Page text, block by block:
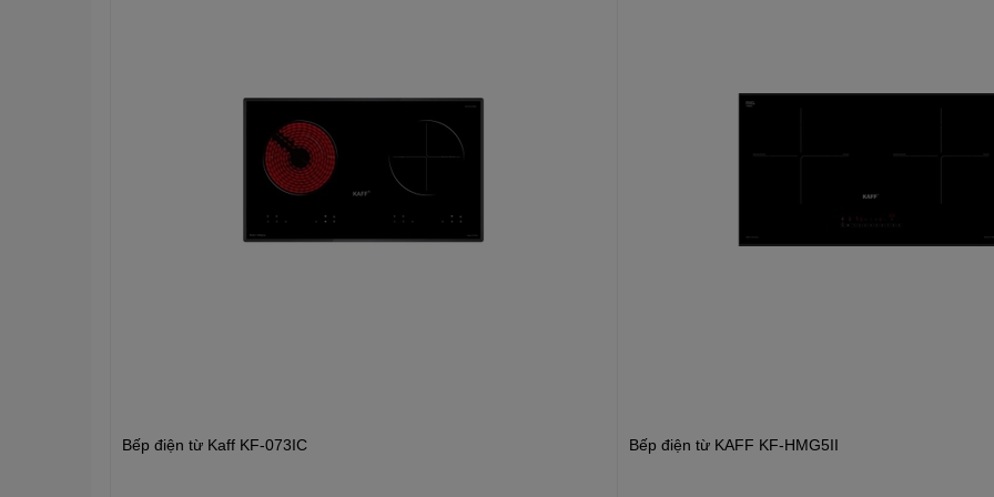
Bếp điện từ Kaff KF-073IC Bếp điện từ KAFF KF-HMG5II